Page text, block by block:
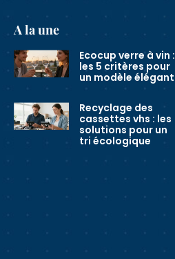
A la une
Ecocup verre à vin :
les 5 critères pour
un modèle élégant
Recyclage des
cassettes vhs : les
solutions pour un
tri écologique